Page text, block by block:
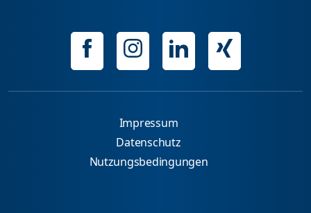
Impressum
Datenschutz
Nutzungsbedingungen